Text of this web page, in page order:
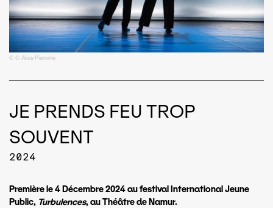
© © Alice Piemme
JE PRENDS FEU TROP
SOUVENT
2024
Première le 4 Décembre 2024 au festival International Jeune
Public, Turbulences, au Théâtre de Namur.